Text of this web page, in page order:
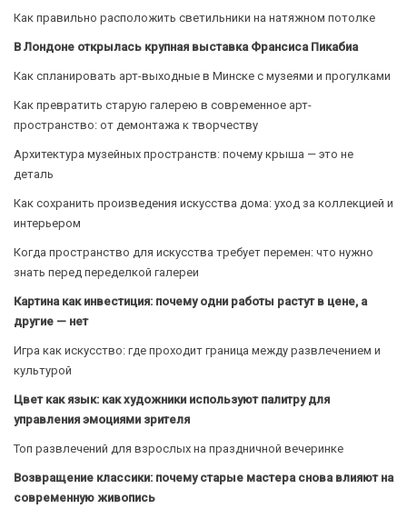
Как правильно расположить светильники на натяжном потолке
В Лондоне открылась крупная выставка Франсиса Пикабиа
Как спланировать арт-выходные в Минске с музеями и прогулками
Как превратить старую галерею в современное арт-
пространство: от демонтажа к творчеству
Архитектура музейных пространств: почему крыша — это не
деталь
Как сохранить произведения искусства дома: уход за коллекцией и
интерьером
Когда пространство для искусства требует перемен: что нужно
знать перед переделкой галереи
Картина как инвестиция: почему одни работы растут в цене, а
другие — нет
Игра как искусство: где проходит граница между развлечением и
культурой
Цвет как язык: как художники используют палитру для
управления эмоциями зрителя
Топ развлечений для взрослых на праздничной вечеринке
Возвращение классики: почему старые мастера снова влияют на
современную живопись